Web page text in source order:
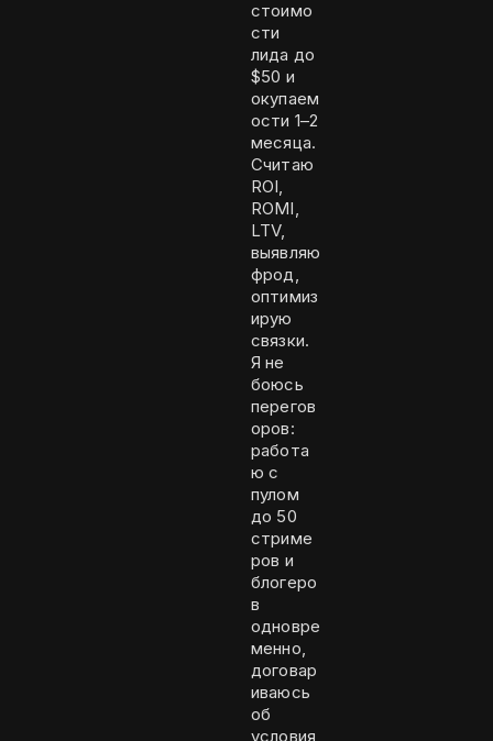
стоимо
сти
лида до
$50 и
окупаем
ости 1–2
месяца.
Считаю
ROI,
ROMI,
LTV,
выявляю
фрод,
оптимиз
ирую
связки.
Я не
боюсь
перегов
оров:
работа
ю с
пулом
до 50
стриме
ров и
блогеро
в
одновре
менно,
договар
иваюсь
об
условия